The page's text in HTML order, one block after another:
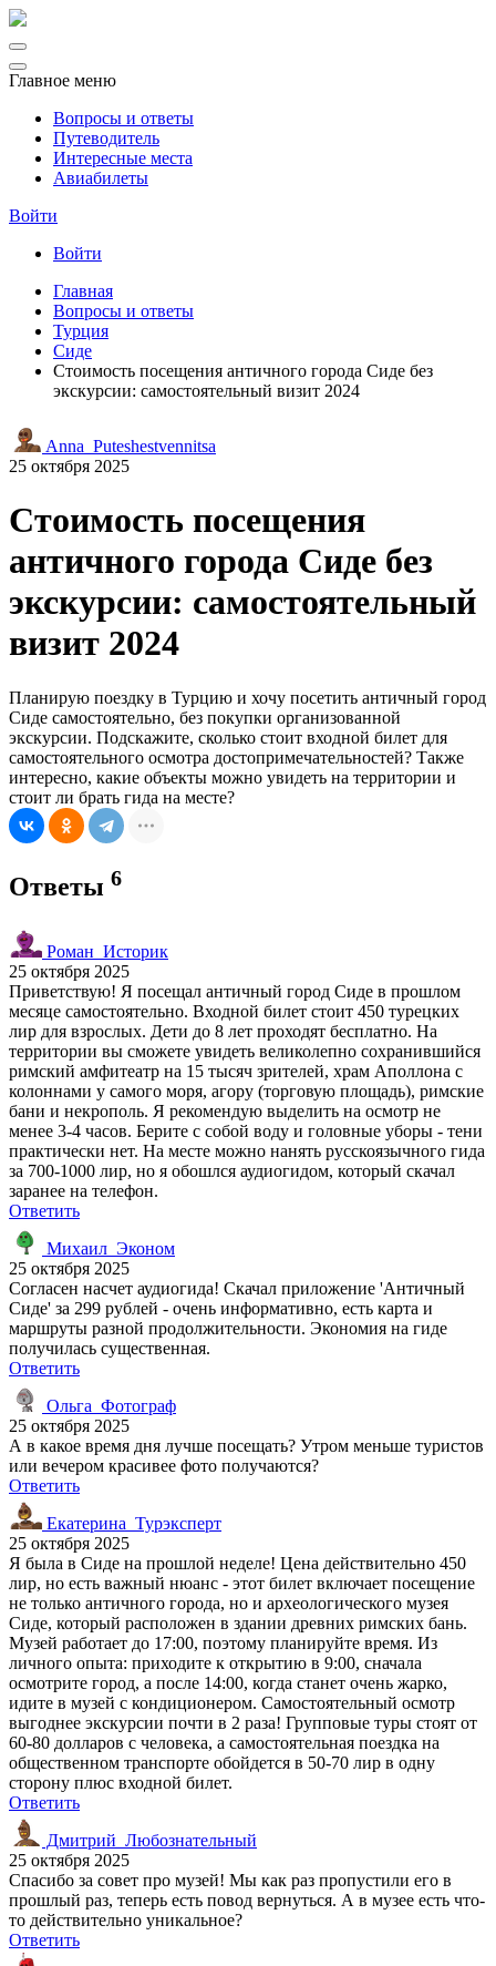
Главное меню
Вопросы и ответы
Путеводитель
Интересные места
Авиабилеты
Войти
Войти
Главная
Вопросы и ответы
Турция
Сиде
Стоимость посещения античного города Сиде без
экскурсии: самостоятельный визит 2024
Anna_Puteshestvennitsa
25 октября 2025
Стоимость посещения
античного города Сиде без
экскурсии: самостоятельный
визит 2024
Планирую поездку в Турцию и хочу посетить античный город
Сиде самостоятельно, без покупки организованной
экскурсии. Подскажите, сколько стоит входной билет для
самостоятельного осмотра достопримечательностей? Также
интересно, какие объекты можно увидеть на территории и
стоит ли брать гида на месте?
Ответы 6
Роман_Историк
25 октября 2025
Приветствую! Я посещал античный город Сиде в прошлом
месяце самостоятельно. Входной билет стоит 450 турецких
лир для взрослых. Дети до 8 лет проходят бесплатно. На
территории вы сможете увидеть великолепно сохранившийся
римский амфитеатр на 15 тысяч зрителей, храм Аполлона с
колоннами у самого моря, агору (торговую площадь), римские
бани и некрополь. Я рекомендую выделить на осмотр не
менее 3-4 часов. Берите с собой воду и головные уборы - тени
практически нет. На месте можно нанять русскоязычного гида
за 700-1000 лир, но я обошлся аудиогидом, который скачал
заранее на телефон.
Ответить
Михаил_Эконом
25 октября 2025
Согласен насчет аудиогида! Скачал приложение 'Античный
Сиде' за 299 рублей - очень информативно, есть карта и
маршруты разной продолжительности. Экономия на гиде
получилась существенная.
Ответить
Ольга_Фотограф
25 октября 2025
А в какое время дня лучше посещать? Утром меньше туристов
или вечером красивее фото получаются?
Ответить
Екатерина_Турэксперт
25 октября 2025
Я была в Сиде на прошлой неделе! Цена действительно 450
лир, но есть важный нюанс - этот билет включает посещение
не только античного города, но и археологического музея
Сиде, который расположен в здании древних римских бань.
Музей работает до 17:00, поэтому планируйте время. Из
личного опыта: приходите к открытию в 9:00, сначала
осмотрите город, а после 14:00, когда станет очень жарко,
идите в музей с кондиционером. Самостоятельный осмотр
выгоднее экскурсии почти в 2 раза! Групповые туры стоят от
60-80 долларов с человека, а самостоятельная поездка на
общественном транспорте обойдется в 50-70 лир в одну
сторону плюс входной билет.
Ответить
Дмитрий_Любознательный
25 октября 2025
Спасибо за совет про музей! Мы как раз пропустили его в
прошлый раз, теперь есть повод вернуться. А в музее есть что-
то действительно уникальное?
Ответить